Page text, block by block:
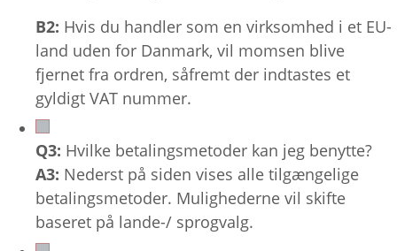
B2: Hvis du handler som en virksomhed i et EU-
land uden for Danmark, vil momsen blive
fjernet fra ordren, såfremt der indtastes et
gyldigt VAT nummer.
Q3: Hvilke betalingsmetoder kan jeg benytte?
A3: Nederst på siden vises alle tilgængelige
betalingsmetoder. Mulighederne vil skifte
baseret på lande-/ sprogvalg.